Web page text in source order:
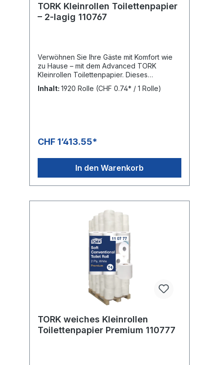
TORK Kleinrollen Toilettenpapier
– 2-lagig 110767
Verwöhnen Sie Ihre Gäste mit Komfort wie
zu Hause – mit dem Advanced TORK
Kleinrollen Toilettenpapier. Dieses
Toilettenpapier ist die perfekte Wahl für
Waschräume mit geringer
× 8 Rollen = 64 Rollen mit je 250 Blatt
Inhalt: 1920 Rolle (CHF 0.74* / 1 Rolle)
CHF 1’413.55*
In den Warenkorb
TORK weiches Kleinrollen
Toilettenpapier Premium 110777